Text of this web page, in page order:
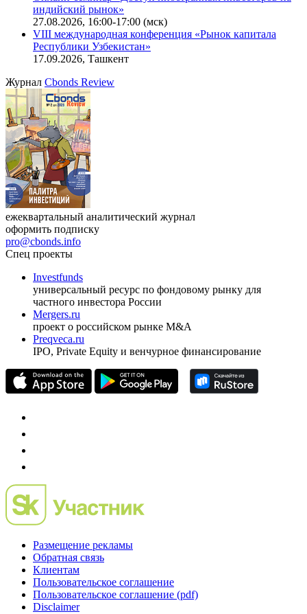
Онлайн-семинар «Новый стандарт инвестиций в
офисную недвижимость»
11.08.2026, 16:30-18:00 (мск)
Онлайн-семинар «Доступ иностранных инвесторов на
индийский рынок»
VIII международная конференция «Рынок капитала
Республики Узбекистан»
17.09.2026, Ташкент
ЖурналCbonds Review
ежеквартальный аналитический журнал
оформить подписку
pro@cbonds.info
Спец проекты
Investfunds
универсальный ресурс по фондовому рынку для
частного инвестора России
проект о российском рынке M&A
Preqveca.ru
Размещение рекламы
Обратная связь